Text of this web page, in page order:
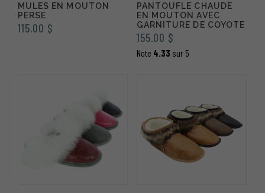
MULES EN MOUTON
PERSE
115.00 $
PANTOUFLE CHAUDE
EN MOUTON AVEC
GARNITURE DE COYOTE
155.00 $
Note 4.33 sur 5